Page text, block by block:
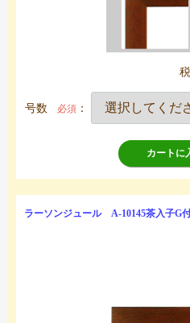
号数 必須 ：
カートに
ラーソンジュール A-10145茶入子G